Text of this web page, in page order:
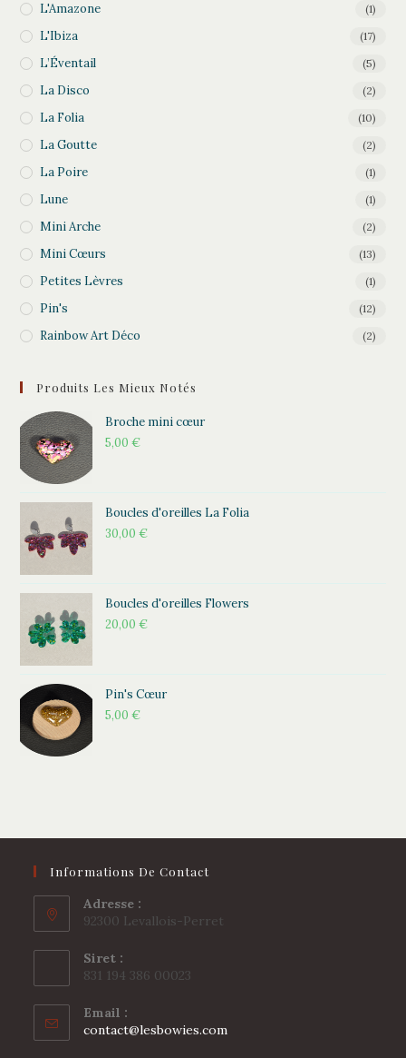
L'Amazone (1)
L'Ibiza (17)
L’Éventail (5)
La Disco (2)
La Folia (10)
La Goutte (2)
La Poire (1)
Lune (1)
Mini Arche (2)
Mini Cœurs (13)
Petites Lèvres (1)
Pin's (12)
Rainbow Art Déco (2)
Produits Les Mieux Notés
Broche mini cœur
5,00€
Boucles d'oreilles La Folia
30,00€
Boucles d'oreilles Flowers
20,00€
Pin's Cœur
5,00€
Informations De Contact
Adresse :
92300 Levallois-Perret
Siret :
831 194 386 00023
Email :
contact@lesbowies.com